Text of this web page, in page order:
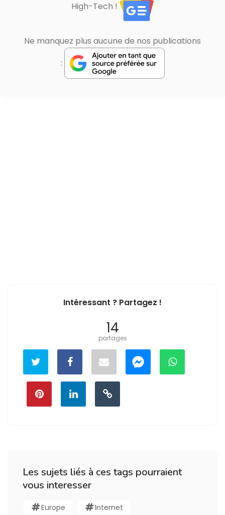
High-Tech !
Ne manquez plus aucune de nos publications
:
Intéressant ? Partagez !
14
partages
Les sujets liés à ces tags pourraient
vous interesser
Europe Internet